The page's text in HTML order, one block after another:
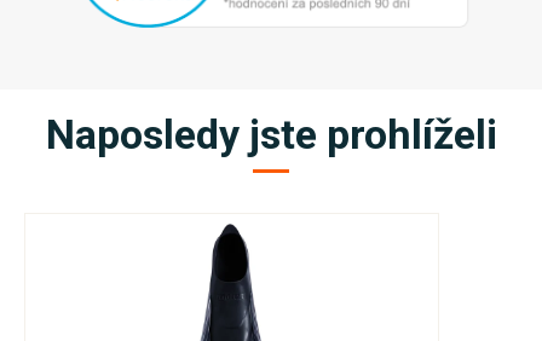
Naposledy jste prohlíželi